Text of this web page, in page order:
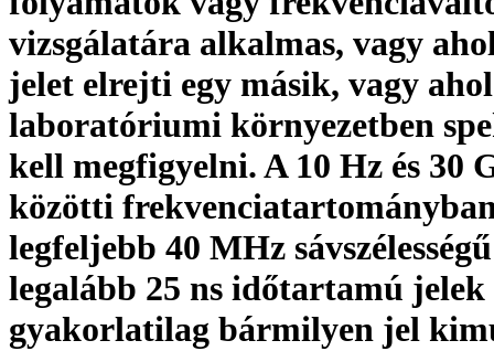
vizsgálatára alkalmas, vagy
jelet elrejti egy másik, vagy ahol
laboratóriumi környezetben
kell megfigyelni. A 10 Hz és 30
közötti
legfeljebb 40 MHz
legalább 25 ns időtartamú jelek
gyakorlatilag bármilyen jel